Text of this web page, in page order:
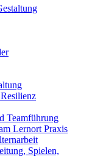
Teamführung
Lernort Praxis
Spielen,